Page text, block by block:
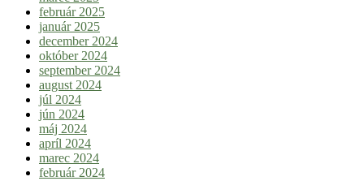
február 2025
január 2025
december 2024
október 2024
september 2024
august 2024
júl 2024
jún 2024
máj 2024
apríl 2024
marec 2024
február 2024